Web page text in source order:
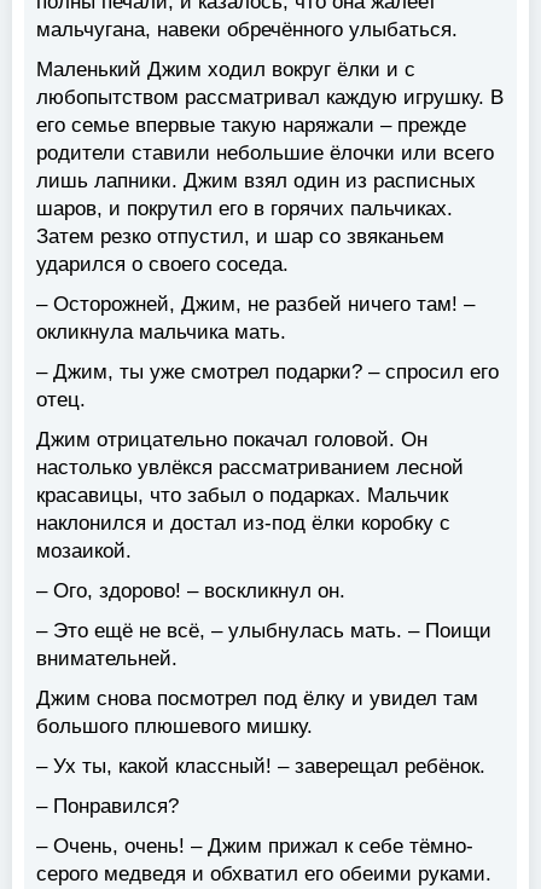
мальчугана, навеки обречённого улыбаться.
Маленький Джим ходил вокруг ёлки и с
любопытством рассматривал каждую игрушку. В
его семье впервые такую наряжали – прежде
родители ставили небольшие ёлочки или всего
лишь лапники. Джим взял один из расписных
шаров, и покрутил его в горячих пальчиках.
Затем резко отпустил, и шар со звяканьем
ударился о своего соседа.
– Осторожней, Джим, не разбей ничего там! –
окликнула мальчика мать.
– Джим, ты уже смотрел подарки? – спросил его
отец.
Джим отрицательно покачал головой. Он
настолько увлёкся рассматриванием лесной
красавицы, что забыл о подарках. Мальчик
наклонился и достал из-под ёлки коробку с
мозаикой.
– Ого, здорово! – воскликнул он.
– Это ещё не всё, – улыбнулась мать. – Поищи
внимательней.
Джим снова посмотрел под ёлку и увидел там
большого плюшевого мишку.
– Ух ты, какой классный! – заверещал ребёнок.
– Понравился?
– Очень, очень! – Джим прижал к себе тёмно-
серого медведя и обхватил его обеими руками.